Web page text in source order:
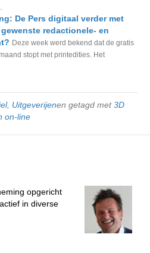
De Pers digitaal verder met
redactionele- en
Deze week werd bekend dat de gratis
stopt met printedities. Het
, Uitgeverijenen getagd met3D
on-line
opgericht
in diverse